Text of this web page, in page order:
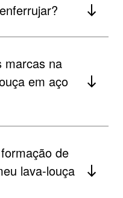
marcas na
em aço
de
lava-louça